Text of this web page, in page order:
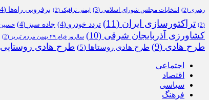
رهبری (2) انتخابات مجلس شورای اسلامی (3) ایمنی ترافیک (2) برفروبی راه‌ها (4)
(2) تراکتورسازی ایران (11) تردد خودرو (4) جاده سبز (4) حسین
کشاورزی آذربایجان شرقی (10) سالروز قیام ۲۹ بهمن مردم تبریز (2)
طرح هادی (9) طرح هادی روستاها (5) طرح هادی روستایی
اجتماعی
اقتصاد
سیاسی
فرهنگ